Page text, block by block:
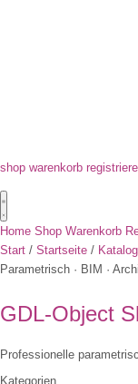
shop warenkorb
Home Shop Warenkorb
Start / Startseite / Katalog
Parametrisch · BIM ·
GDL-Object
Professionelle
Kategorien